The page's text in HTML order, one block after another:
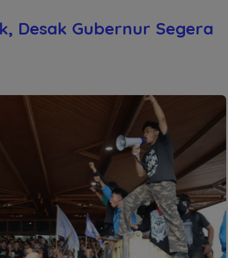
Desak Gubernur Segera